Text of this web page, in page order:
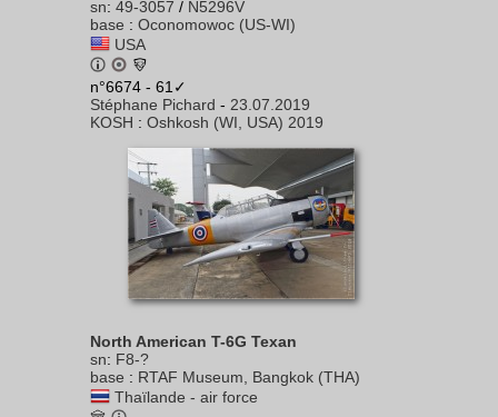
sn: 49-3057 / N5296V
base : Oconomowoc (US-WI)
USA
n°6674 - 61✓
Stéphane Pichard - 23.07.2019
KOSH : Oshkosh (WI, USA) 2019
North American T-6G Texan
sn: F8-?
base : RTAF Museum, Bangkok (THA)
Thaïlande - air force